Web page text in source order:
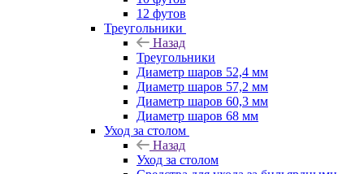
12 футов
Треугольники
Назад
Треугольники
Диаметр шаров 52,4 мм
Диаметр шаров 57,2 мм
Диаметр шаров 60,3 мм
Диаметр шаров 68 мм
Уход за столом
Назад
Уход за столом